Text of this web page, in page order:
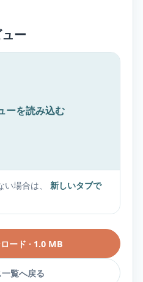
ー
ーを読み込む
場合は、
新しいタブで
ード · 1.0 MB
一覧へ戻る